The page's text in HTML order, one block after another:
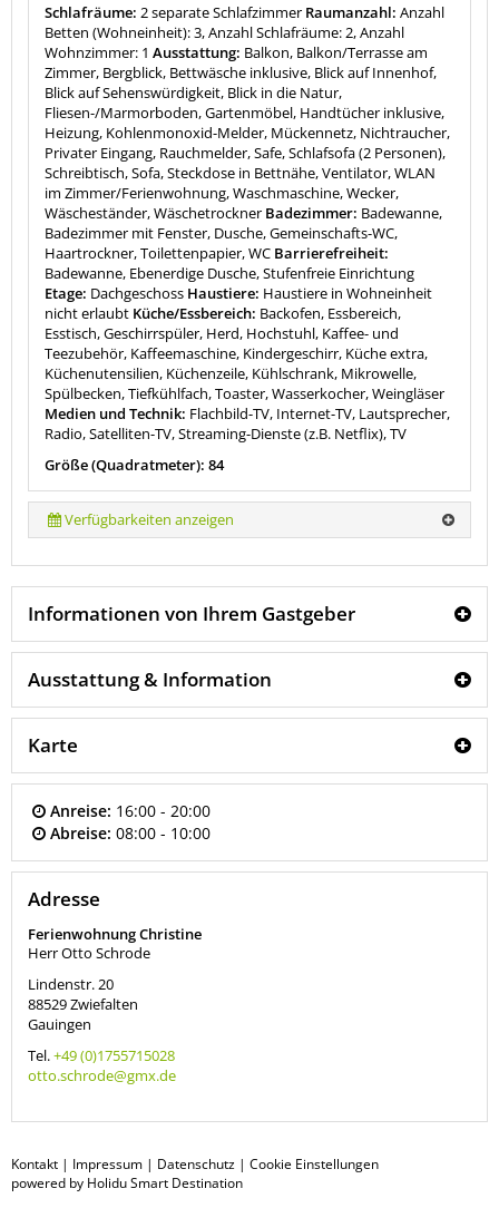
Schlafräume: 2 separate Schlafzimmer Raumanzahl: Anzahl
Betten (Wohneinheit): 3, Anzahl Schlafräume: 2, Anzahl
Wohnzimmer: 1 Ausstattung: Balkon, Balkon/Terrasse am
Zimmer, Bergblick, Bettwäsche inklusive, Blick auf Innenhof,
Blick auf Sehenswürdigkeit, Blick in die Natur,
Fliesen-/Marmorboden, Gartenmöbel, Handtücher inklusive,
Heizung, Kohlenmonoxid-Melder, Mückennetz, Nichtraucher,
Privater Eingang, Rauchmelder, Safe, Schlafsofa (2 Personen),
Schreibtisch, Sofa, Steckdose in Bettnähe, Ventilator, WLAN
im Zimmer/Ferienwohnung, Waschmaschine, Wecker,
Wäscheständer, Wäschetrockner Badezimmer: Badewanne,
Badezimmer mit Fenster, Dusche, Gemeinschafts-WC,
Haartrockner, Toilettenpapier, WC Barrierefreiheit:
Badewanne, Ebenerdige Dusche, Stufenfreie Einrichtung
Etage: Dachgeschoss Haustiere: Haustiere in Wohneinheit
nicht erlaubt Küche/Essbereich: Backofen, Essbereich,
Esstisch, Geschirrspüler, Herd, Hochstuhl, Kaffee- und
Teezubehör, Kaffeemaschine, Kindergeschirr, Küche extra,
Küchenutensilien, Küchenzeile, Kühlschrank, Mikrowelle,
Spülbecken, Tiefkühlfach, Toaster, Wasserkocher, Weingläser
Medien und Technik: Flachbild-TV, Internet-TV, Lautsprecher,
Radio, Satelliten-TV, Streaming-Dienste (z.B. Netflix), TV
Größe (Quadratmeter): 84
Verfügbarkeiten anzeigen
Informationen von Ihrem Gastgeber
Ausstattung & Information
Karte
Anreise: 16:00 - 20:00
Abreise: 08:00 - 10:00
Adresse
Ferienwohnung Christine
Herr Otto Schrode
Lindenstr. 20
88529Zwiefalten
Gauingen
Tel.+49 (0)1755715028
otto.schrode@gmx.de
Kontakt | Impressum | Datenschutz | Cookie Einstellungen
powered by Holidu Smart Destination